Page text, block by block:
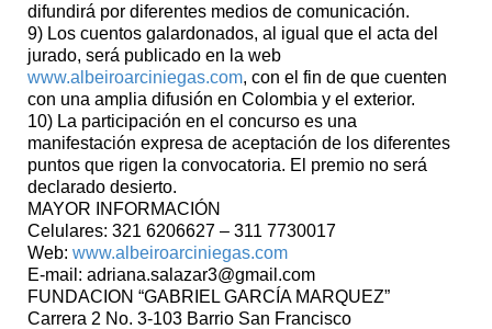
difundirá por diferentes medios de comunicación.
9) Los cuentos galardonados, al igual que el acta del
jurado, será publicado en la web
www.albeiroarciniegas.com, con el fin de que cuenten
con una amplia difusión en Colombia y el exterior.
10) La participación en el concurso es una
manifestación expresa de aceptación de los diferentes
puntos que rigen la convocatoria. El premio no será
declarado desierto.
MAYOR INFORMACIÓN
Celulares: 321 6206627 – 311 7730017
Web: www.albeiroarciniegas.com
E-mail: adriana.salazar3@gmail.com
FUNDACION “GABRIEL GARCÍA MARQUEZ”
Carrera 2 No. 3-103 Barrio San Francisco